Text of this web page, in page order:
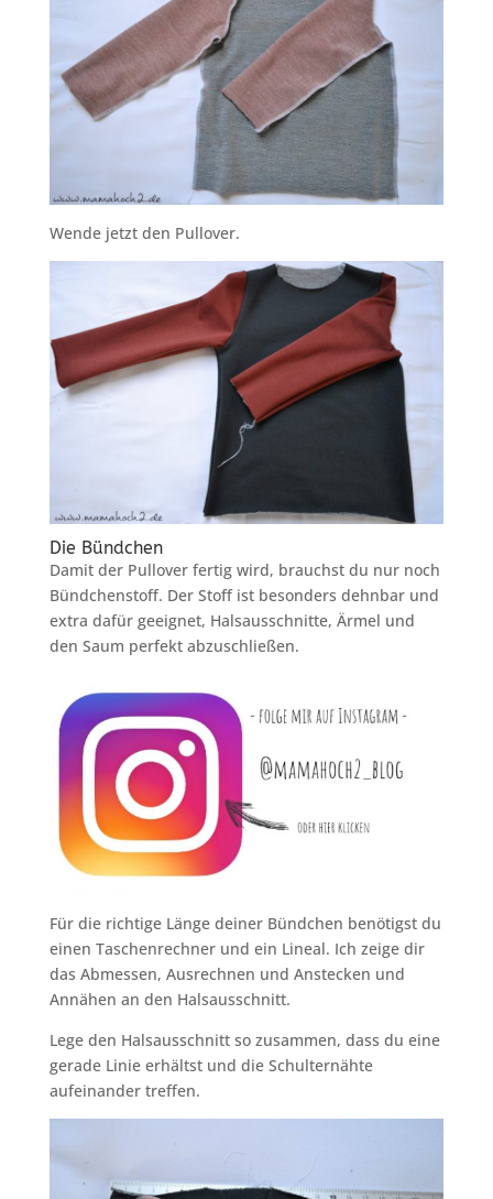
Wende jetzt den Pullover.
Die Bündchen
Damit der Pullover fertig wird, brauchst du nur noch
Bündchenstoff. Der Stoff ist besonders dehnbar und
extra dafür geeignet, Halsausschnitte, Ärmel und
den Saum perfekt abzuschließen.
Für die richtige Länge deiner Bündchen benötigst du
einen Taschenrechner und ein Lineal. Ich zeige dir
das Abmessen, Ausrechnen und Anstecken und
Annähen an den Halsausschnitt.
Lege den Halsausschnitt so zusammen, dass du eine
gerade Linie erhältst und die Schulternähte
aufeinander treffen.